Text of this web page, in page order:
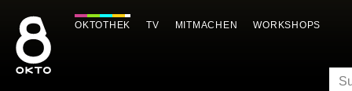
Inhalt
springen
OKTOTHEK TV MITMACHEN WORKSHOPS